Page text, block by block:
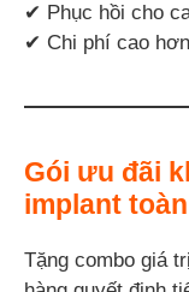
✔ Phục hồi cho
✔ Chi phí cao
Gói ưu đãi
implant
Tặng combo giá